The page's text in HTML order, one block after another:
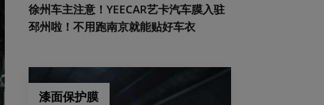
​徐州车主注意！YEECAR艺卡汽车膜入驻
邳州啦！不用跑南京就能贴好车衣
漆面保护膜